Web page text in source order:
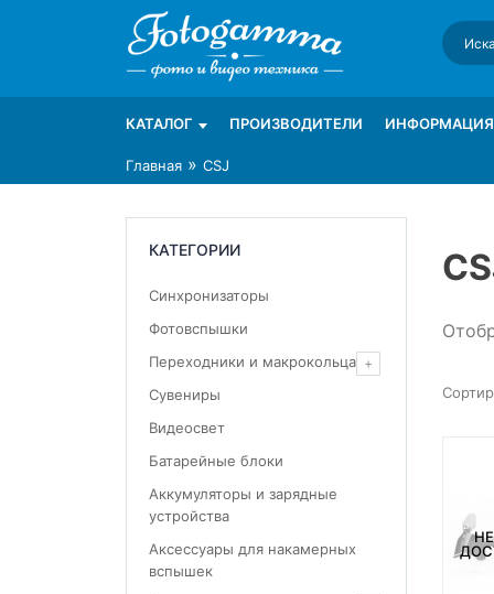
Интернет-магазин фототехники Foto-
Магазин фотоаксессуаров foto-gamma.ru
КАТАЛОГ ПРОИЗВОДИТЕЛИ ИНФОРМАЦИЯ
Главная » CSJ
КАТЕГОРИИ
Синхронизаторы
Фотовспышки
Переходники и макрокольца
Сувениры
Видеосвет
Батарейные блоки
Аккумуляторы и зарядные
устройства
Аксессуары для накамерных
вспышек